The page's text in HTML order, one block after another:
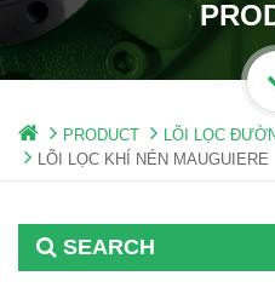
PRODUCT
LÕI LỌC
LÕI LỌC KHÍ NÉN MAUGUIERE
SEARCH